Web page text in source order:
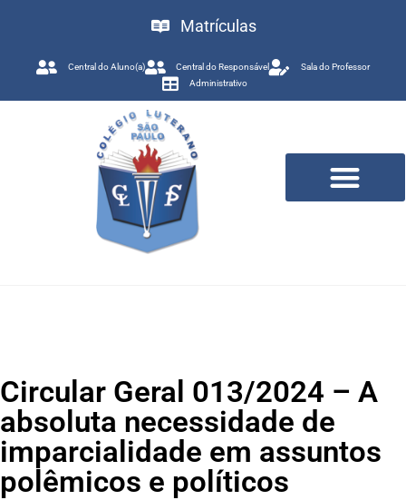
Matrículas
Central do Aluno(a) Central do Responsável
Sala do Professor
Administrativo
Circular Geral 013/2024 – A
absoluta necessidade de
imparcialidade em assuntos
polêmicos e políticos